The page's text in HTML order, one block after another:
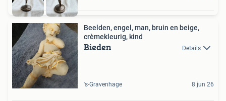
Beelden, engel, man, bruin en beige,
crèmekleurig, kind
Bieden Details
's-Gravenhage 8 jun 26